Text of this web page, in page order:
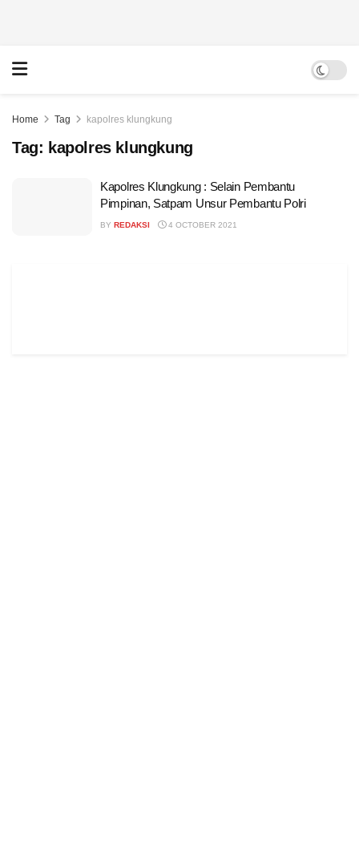
Home Tag kapolres klungkung
Tag: kapolres klungkung
Kapolres Klungkung : Selain Pembantu
Pimpinan, Satpam Unsur Pembantu Polri
BY REDAKSI 4 OCTOBER 2021